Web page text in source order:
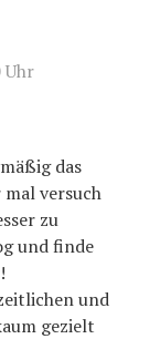
Uhr
das
versuch
zu
und finde
und
gezielt